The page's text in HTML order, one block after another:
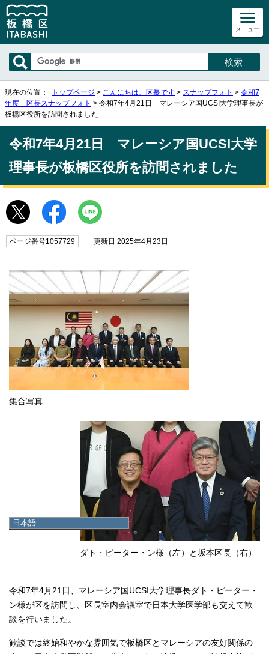
メニュー
日本語
現在の位置： トップページ > こんにちは、区長です > スナップフォト > 令和7
年度 区長スナップフォト > 令和7年4月21日 マレーシア国UCSI大学理事長が
板橋区役所を訪問されました
令和7年4月21日 マレーシア国UCSI大学
理事長が板橋区役所を訪問されました
ページ番号1057729 更新日 2025年4月23日
集合写真
ダト・ピーター・ン様（左）と坂本区長（右）
令和7年4月21日、マレーシア国UCSI大学理事長ダト・ピーター・
ン様が区を訪問し、区長室内会議室で日本大学医学部も交えて歓
談を行いました。
歓談では終始和やかな雰囲気で板橋区とマレーシアの友好関係の